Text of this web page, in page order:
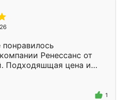
Ренессанс от
Подходяшщая цена и
Приехавший
Владислав
эскизу самый
1